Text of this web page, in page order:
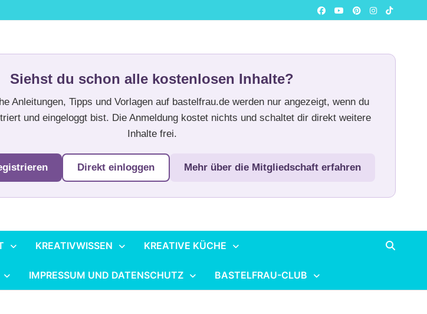
Siehst du schon alle kostenlosen Inhalte?
Anleitungen, Tipps und Vorlagen auf bastelfrau.de werden nur angezeigt, wenn du
und eingeloggt bist. Die Anmeldung kostet nichts und schaltet dir direkt weitere
Inhalte frei.
Direkt einloggen Mehr über die Mitgliedschaft erfahren
KREATIVWISSEN KREATIVE KÜCHE
IMPRESSUM UND DATENSCHUTZ BASTELFRAU-CLUB